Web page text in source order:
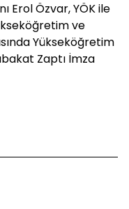
Erol Özvar, YÖK ile
ve
Yükseköğretim
Zaptı İmza